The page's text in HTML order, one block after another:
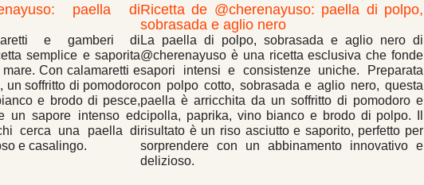
paella di
e gamberi di
semplice e saporita
Con calamaretti e
un soffritto di pomodoro
e brodo di pesce,
un sapore intenso ed
cerca una paella di
e casalingo.
Ricetta de @cherenayuso: paella di polpo,
sobrasada e aglio nero
La paella di polpo, sobrasada e aglio nero di
@cherenayuso è una ricetta esclusiva che fonde
sapori intensi e consistenze uniche. Preparata
con polpo cotto, sobrasada e aglio nero, questa
paella è arricchita da un soffritto di pomodoro e
cipolla, paprika, vino bianco e brodo di polpo. Il
risultato è un riso asciutto e saporito, perfetto per
sorprendere con un abbinamento innovativo e
delizioso.